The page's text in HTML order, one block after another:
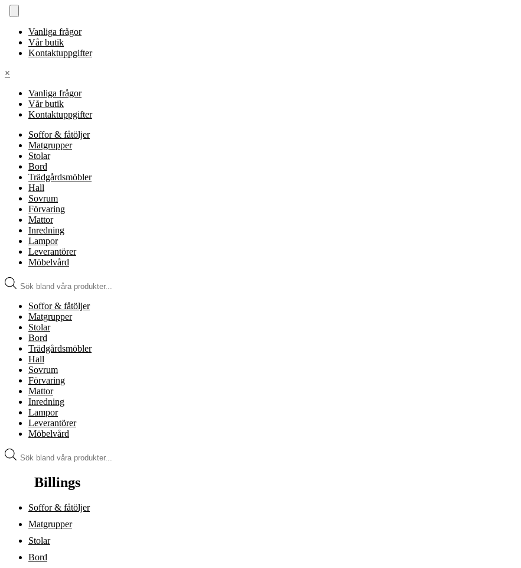
Vanliga frågor
Vår butik
Kontaktuppgifter
×
Vanliga frågor
Vår butik
Kontaktuppgifter
Soffor & fåtöljer
Matgrupper
Stolar
Bord
Trädgårdsmöbler
Hall
Sovrum
Förvaring
Mattor
Inredning
Lampor
Leverantörer
Möbelvård
Produktsökning
Soffor & fåtöljer
Matgrupper
Stolar
Bord
Trädgårdsmöbler
Hall
Sovrum
Förvaring
Mattor
Inredning
Lampor
Leverantörer
Möbelvård
Produktsökning
Billings
Soffor & fåtöljer
Matgrupper
Stolar
Bord